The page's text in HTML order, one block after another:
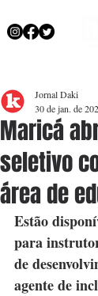
Maricá
seletivo
área de
Jornal Daki
30 de jan. de
Estão
para
de
agente de